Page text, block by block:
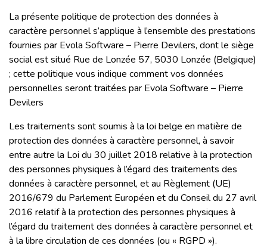
La présente politique de protection des données à
caractère personnel s’applique à l’ensemble des prestations
fournies par Evola Software – Pierre Devilers, dont le siège
social est situé Rue de Lonzée 57, 5030 Lonzée (Belgique)
; cette politique vous indique comment vos données
personnelles seront traitées par Evola Software – Pierre
Devilers
Les traitements sont soumis à la loi belge en matière de
protection des données à caractère personnel, à savoir
entre autre la Loi du 30 juillet 2018 relative à la protection
des personnes physiques à l’égard des traitements des
données à caractère personnel, et au Règlement (UE)
2016/679 du Parlement Européen et du Conseil du 27 avril
2016 relatif à la protection des personnes physiques à
l’égard du traitement des données à caractère personnel et
à la libre circulation de ces données (ou « RGPD »).